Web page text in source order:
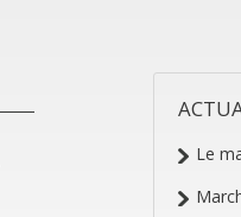
Le